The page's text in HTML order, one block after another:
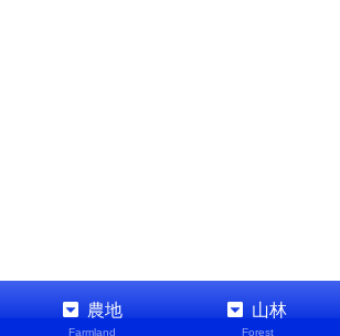
農地
Farmland
山林
Forest